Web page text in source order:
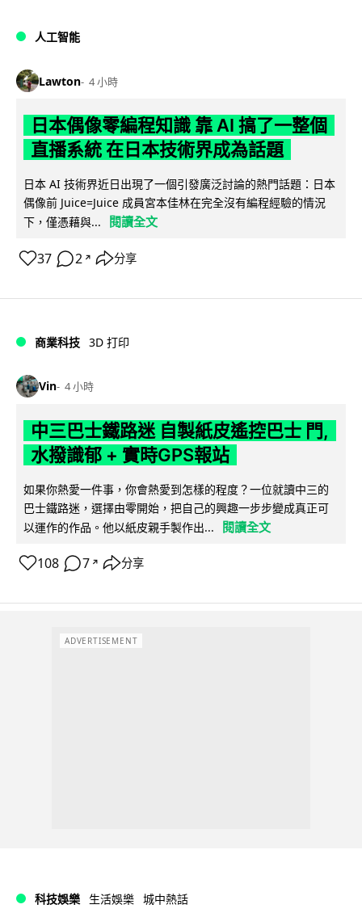
人工智能
Lawton 4 小時
日本偶像零編程知識 靠 AI 搞了一整個
直播系統 在日本技術界成為話題
日本 AI 技術界近日出現了一個引發廣泛討論的熱門話題：日本
偶像前 Juice=Juice 成員宮本佳林在完全沒有編程經驗的情況
下，僅憑藉與...
閱讀全文
37 2 ↗ 分享
商業科技 3D 打印
Vin 4 小時
中三巴士鐵路迷 自製紙皮遙控巴士 門,
水撥識郁 + 實時GPS報站
如果你熱愛一件事，你會熱愛到怎樣的程度？一位就讀中三的
巴士鐵路迷，選擇由零開始，把自己的興趣一步步變成真正可
以運作的作品。他以紙皮親手製作出...
閱讀全文
108 7 ↗ 分享
ADVERTISEMENT
科技娛樂 生活娛樂 城中熱話